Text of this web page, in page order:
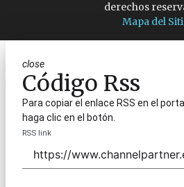
derechos
Mapa del
close
Código Rss
Para copiar el enlace RSS en el
haga clic en el botón.
RSS link